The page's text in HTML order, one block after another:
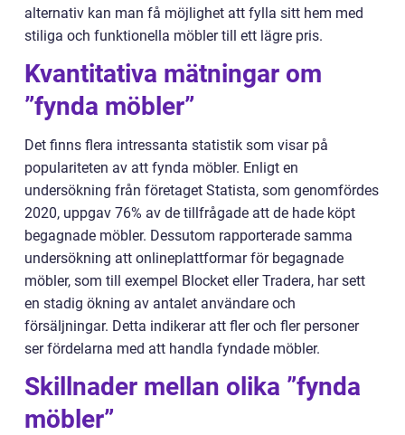
alternativ kan man få möjlighet att fylla sitt hem med
stiliga och funktionella möbler till ett lägre pris.
Kvantitativa mätningar om
”fynda möbler”
Det finns flera intressanta statistik som visar på
populariteten av att fynda möbler. Enligt en
undersökning från företaget Statista, som genomfördes
2020, uppgav 76% av de tillfrågade att de hade köpt
begagnade möbler. Dessutom rapporterade samma
undersökning att onlineplattformar för begagnade
möbler, som till exempel Blocket eller Tradera, har sett
en stadig ökning av antalet användare och
försäljningar. Detta indikerar att fler och fler personer
ser fördelarna med att handla fyndade möbler.
Skillnader mellan olika ”fynda
möbler”